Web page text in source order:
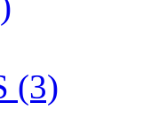
(3)